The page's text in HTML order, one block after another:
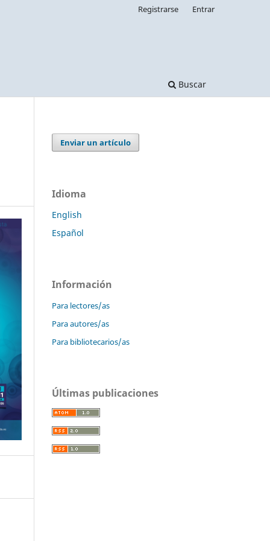
Buscar
Registrarse Entrar
Enviar un artículo
Idioma
English
Español
Información
Para lectores/as
Para autores/as
Para bibliotecarios/as
Últimas publicaciones